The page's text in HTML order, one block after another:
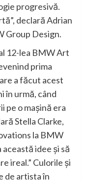
progresivă.
declară Adrian
Group Design.
12-lea BMW Art
prima
a făcut acest
în urmă, când
pe o maşină era
Stella Clarke,
la BMW
această idee şi să
ireal.” Culorile şi
de artista în